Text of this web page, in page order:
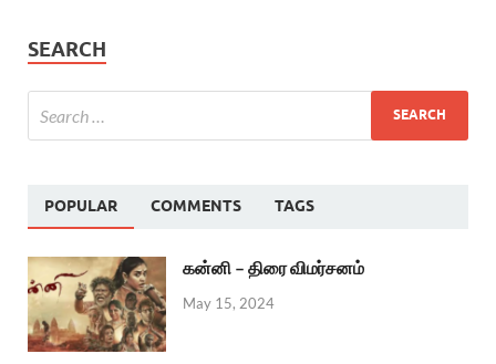
SEARCH
POPULAR COMMENTS TAGS
கன்னி – திரை விமர்சனம்
May 15, 2024